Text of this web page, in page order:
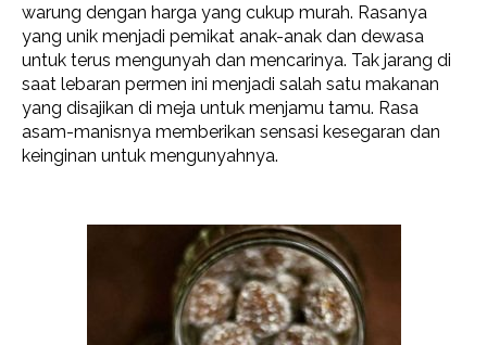
warung dengan harga yang cukup murah. Rasanya
yang unik menjadi pemikat anak-anak dan dewasa
untuk terus mengunyah dan mencarinya. Tak jarang di
saat lebaran permen ini menjadi salah satu makanan
yang disajikan di meja untuk menjamu tamu. Rasa
asam-manisnya memberikan sensasi kesegaran dan
keinginan untuk mengunyahnya.